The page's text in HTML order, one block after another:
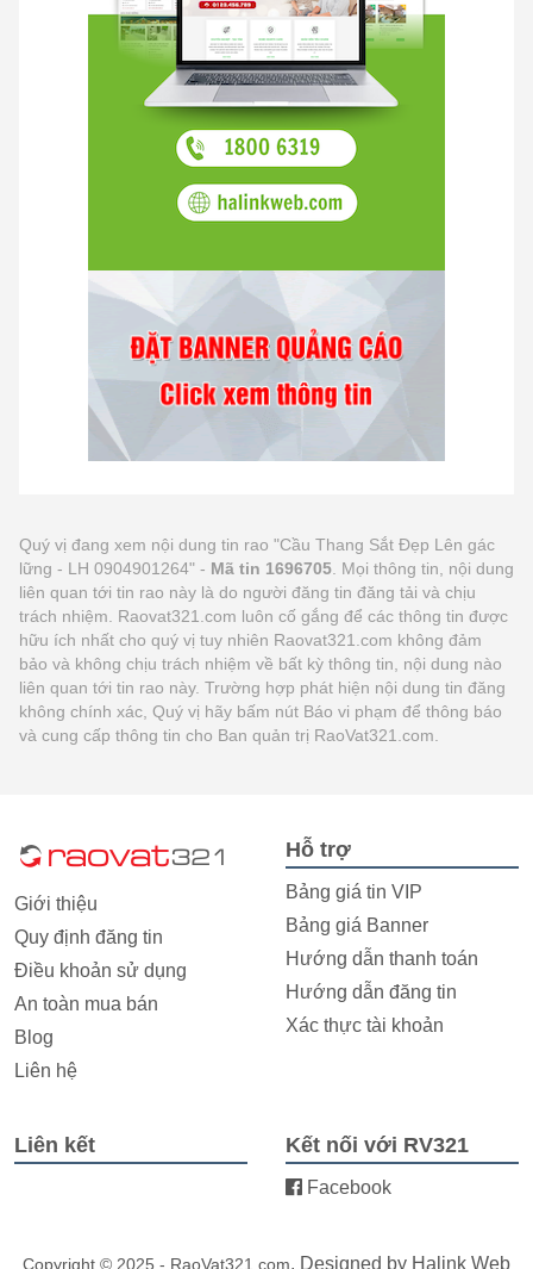
Quý vị đang xem nội dung tin rao "Cầu Thang Sắt Đẹp Lên gác
lững - LH 0904901264" - Mã tin 1696705 . Mọi thông tin, nội dung
liên quan tới tin rao này là do người đăng tin đăng tải và chịu
trách nhiệm. Raovat321.com luôn cố gắng để các thông tin được
hữu ích nhất cho quý vị tuy nhiên Raovat321.com không đảm
bảo và không chịu trách nhiệm về bất kỳ thông tin, nội dung nào
liên quan tới tin rao này. Trường hợp phát hiện nội dung tin đăng
không chính xác, Quý vị hãy bấm nút Báo vi phạm để thông báo
và cung cấp thông tin cho Ban quản trị RaoVat321.com.
Giới thiệu
Quy định đăng tin
Điều khoản sử dụng
An toàn mua bán
Blog
Liên hệ
Hỗ trợ
Bảng giá tin VIP
Bảng giá Banner
Hướng dẫn thanh toán
Hướng dẫn đăng tin
Xác thực tài khoản
Liên kết Kết nối với RV321
Facebook
Copyright © 2025 - RaoVat321.com. Designed by Halink Web